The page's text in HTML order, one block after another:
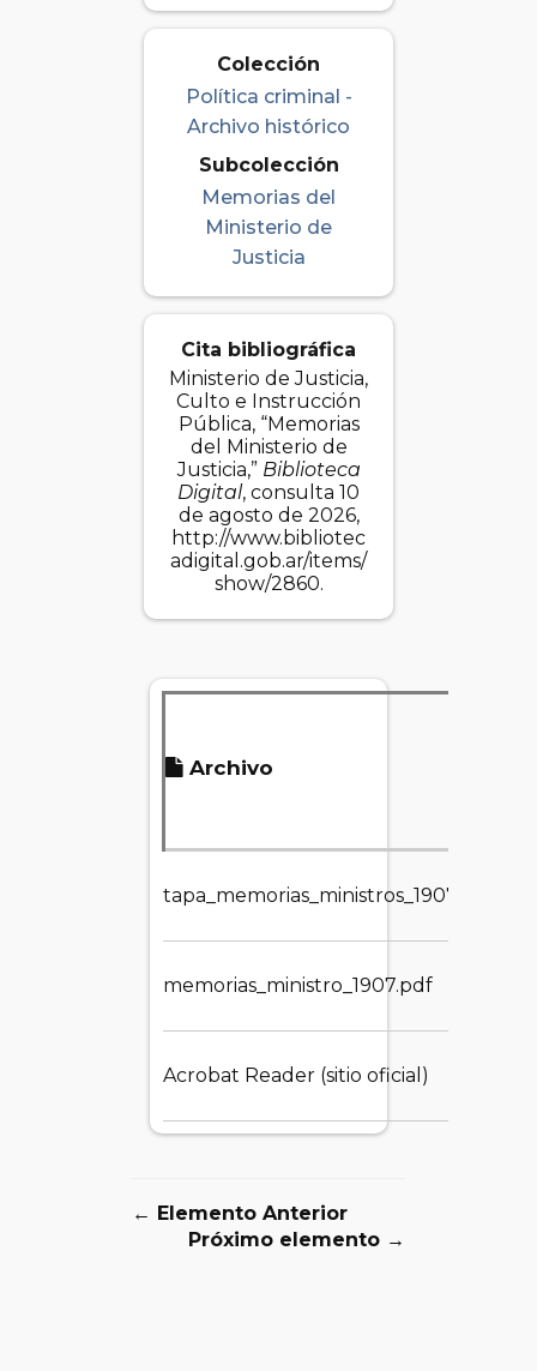
Colección
Política criminal -
Archivo histórico
Subcolección
Memorias del
Ministerio de
Justicia
Cita bibliográfica
Ministerio de Justicia,
Culto e Instrucción
Pública, “Memorias
del Ministerio de
Justicia,” Biblioteca
Digital, consulta 10
de agosto de 2026,
http://www.bibliotec
adigital.gob.ar/items/
show/2860.
Archivo
tapa_memorias_ministros_1907.jpg
memorias_ministro_1907.pdf
Acrobat Reader (sitio oficial)
← Elemento Anterior
Próximo elemento →